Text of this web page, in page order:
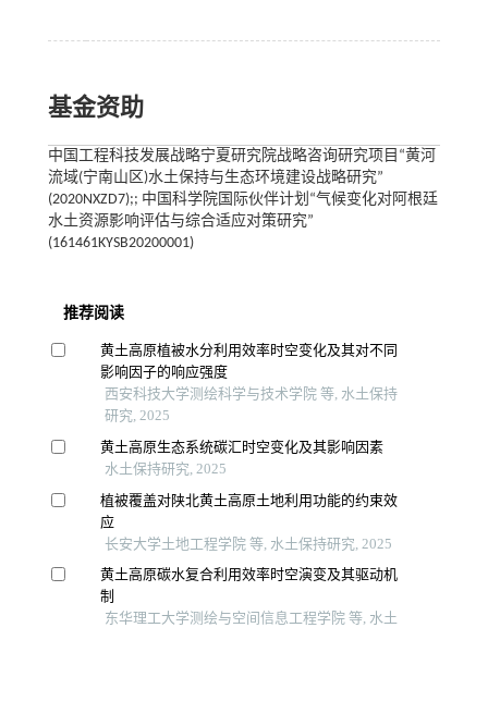
基金资助
中国工程科技发展战略宁夏研究院战略咨询研究项目“黄河
流域(宁南山区)水土保持与生态环境建设战略研究”
(2020NXZD7);; 中国科学院国际伙伴计划“气候变化对阿根廷
水土资源影响评估与综合适应对策研究”
(161461KYSB20200001)